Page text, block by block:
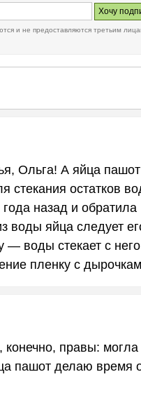
и не предоставляются третьим
Ольга! А яйца
стекания остатков
назад и
воды яйца следует
— воды стекает с
пленку с
конечно, правы:
пашот делаю время